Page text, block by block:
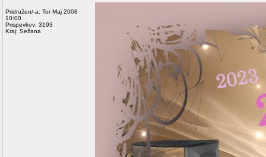
Pridružen/-a: Tor Maj 2008
10:00
Prispevkov: 3193
Kraj: Sežana